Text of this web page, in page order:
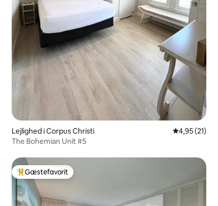
Lejlighed i Corpus Christi 4,95 ud af 5
4,95 (21)
The Bohemian Unit #5
Bedste gæstefavorit
Gæstefavorit